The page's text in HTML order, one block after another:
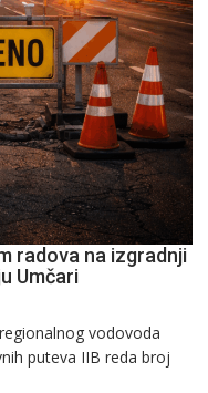
radova na izgradnji
Umčari
vodovoda
puteva IIB reda broj